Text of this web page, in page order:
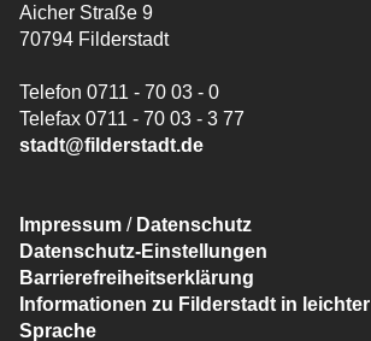
Aicher Straße 9
70794 Filderstadt
Telefon 0711 - 70 03 - 0
Telefax 0711 - 70 03 - 3 77
stadt@filderstadt.de
Impressum / Datenschutz
Datenschutz-Einstellungen
Barrierefreiheitserklärung
Informationen zu Filderstadt in leichter
Sprache